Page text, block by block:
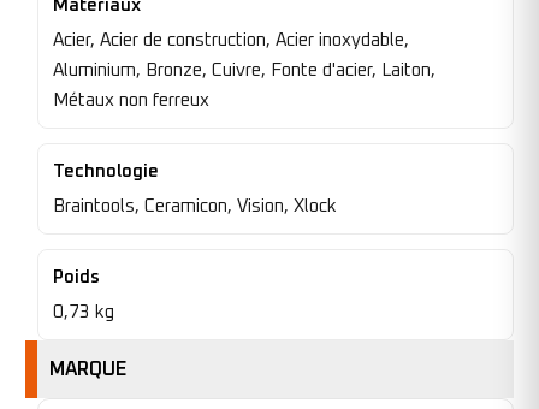
Materiaux
Acier, Acier de construction, Acier inoxydable,
Aluminium, Bronze, Cuivre, Fonte d'acier, Laiton,
Métaux non ferreux
Technologie
Braintools, Ceramicon, Vision, Xlock
Poids
0,73 kg
MARQUE